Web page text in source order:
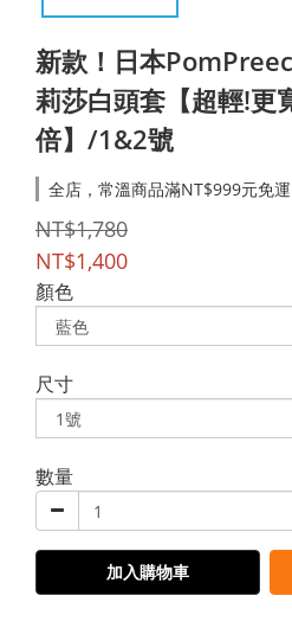
新款！日本
莉莎白頭套【超輕!更
倍】/1&2號
全店，常溫商品滿NT$999元免
NT$1,780
NT$1,400
顏色
尺寸
數量
加入購物車